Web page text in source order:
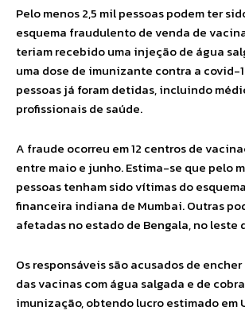
Pelo menos 2,5 mil pessoas podem ter
esquema fraudulento de venda de
teriam recebido uma injeção de água
uma dose de imunizante contra a covid-
pessoas já foram detidas, incluindo
profissionais de saúde.
A fraude ocorreu em 12 centros de
entre maio e junho. Estima-se que pelo
pessoas tenham sido vítimas do
financeira indiana de Mumbai. Outras
afetadas no estado de Bengala, no leste
Os responsáveis são acusados de
das vacinas com água salgada e de
imunização, obtendo lucro estimado em